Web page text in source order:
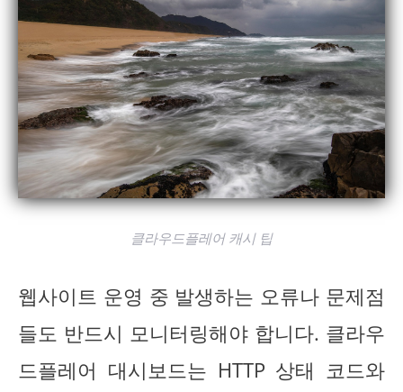
클라우드플레어 캐시 팁
웹사이트 운영 중 발생하는 오류나 문제점
들도 반드시 모니터링해야 합니다. 클라우
드플레어 대시보드는 HTTP 상태 코드와